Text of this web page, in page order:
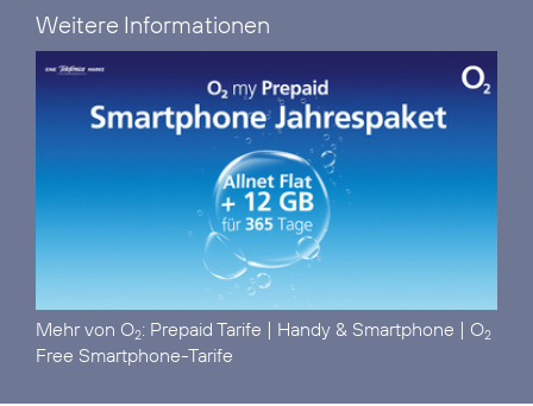
Weitere Informationen
Mehr von O2: Prepaid Tarife | Handy & Smartphone | O2
Free Smartphone-Tarife